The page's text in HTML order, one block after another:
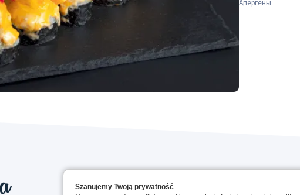
Алергены
Szanujemy Twoją prywatność